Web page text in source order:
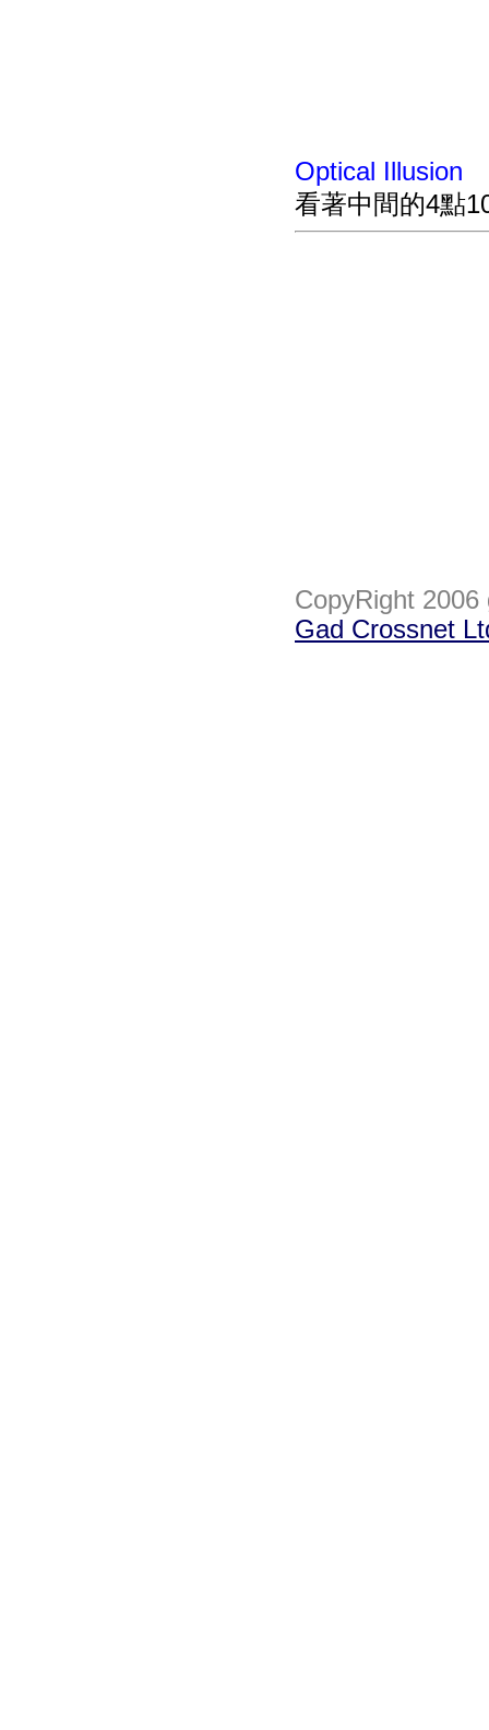
Optical Illusion
看著中間的4點
CopyRight
Gad Crossnet